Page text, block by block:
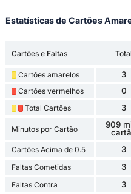
Estatísticas de Cartões
Cartões e Faltas
Cartões amarelos 3
Cartões vermelhos 0
Total Cartões 3
Minutos por Cartão
909
Cartões Acima de 0.5 3
Faltas Cometidas 3
Faltas Contra 3